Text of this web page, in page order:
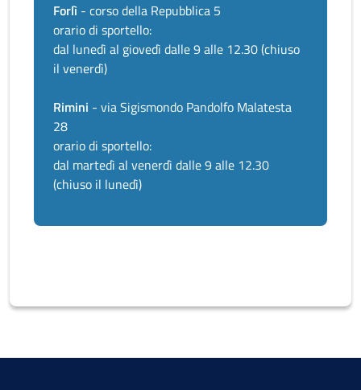
Forlì - corso della Repubblica 5
orario di sportello:
dal lunedì al giovedì dalle 9 alle 12.30 (chiuso
il venerdì)
Rimini - via Sigismondo Pandolfo Malatesta
28
orario di sportello:
dal martedì al venerdì dalle 9 alle 12.30
(chiuso il lunedì)